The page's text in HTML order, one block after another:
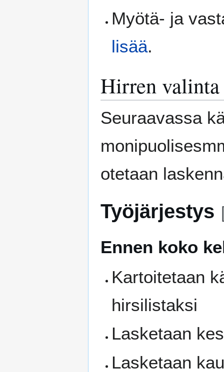
Myötä- ja
lisää.
Hirren
Seuraavassa
otetaan
Työjärjestys
Ennen koko
Kartoitetaan
hirsilistaksi
Lasketaan
Lasketaan